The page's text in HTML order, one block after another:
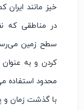
خیز مانند
در مناطقی که
سطح زمین
کردن و به
محدود استفاده
با گذشت زمان و